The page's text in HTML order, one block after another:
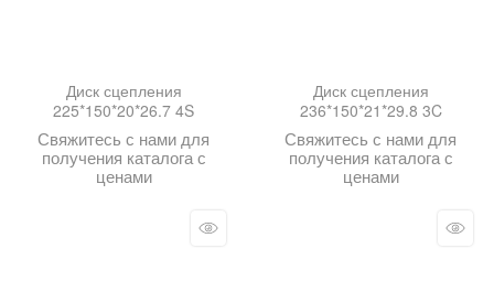
Диск сцепления
225*150*20*26.7 4S
Свяжитесь с нами для
получения каталога с
ценами
Диск сцепления
236*150*21*29.8 3C
Свяжитесь с нами для
получения каталога с
ценами